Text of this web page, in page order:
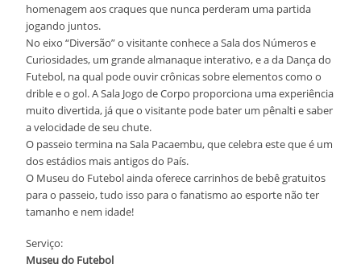
homenagem aos craques que nunca perderam uma partida
jogando juntos.
No eixo “Diversão” o visitante conhece a Sala dos Números e
Curiosidades, um grande almanaque interativo, e a da Dança do
Futebol, na qual pode ouvir crônicas sobre elementos como o
drible e o gol. A Sala Jogo de Corpo proporciona uma experiência
muito divertida, já que o visitante pode bater um pênalti e saber
a velocidade de seu chute.
O passeio termina na Sala Pacaembu, que celebra este que é um
dos estádios mais antigos do País.
O Museu do Futebol ainda oferece carrinhos de bebê gratuitos
para o passeio, tudo isso para o fanatismo ao esporte não ter
tamanho e nem idade!
Serviço:
Museu do Futebol